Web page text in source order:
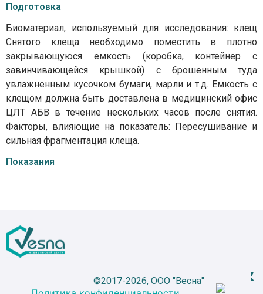
Подготовка
Биоматериал, используемый для исследования: клещ
Снятого клеща необходимо поместить в плотно
закрывающуюся емкость (коробка, контейнер с
завинчивающейся крышкой) с брошенным туда
увлажненным кусочком бумаги, марли и т.д. Емкость с
клещом должна быть доставлена в медицинский офис
ЦЛТ АБВ в течение нескольких часов после снятия.
Факторы, влияющие на показатель: Пересушивание и
сильная фрагментация клеща.
Показания
©2017-2026, ООО "Весна"